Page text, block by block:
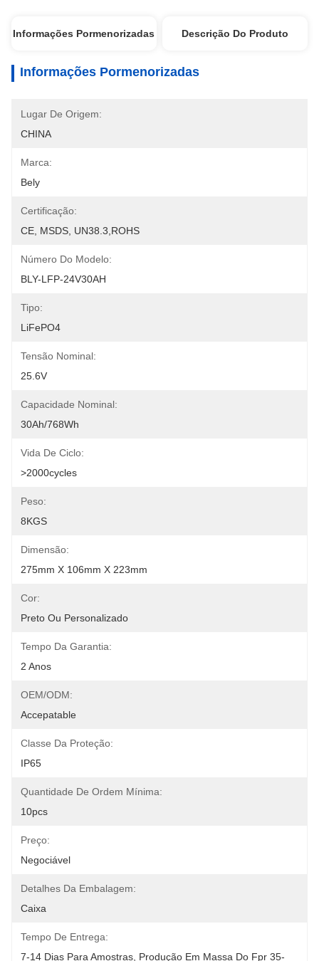
Informações Pormenorizadas Descrição Do Produto
Informações Pormenorizadas
Lugar De Origem:
CHINA
Marca:
Bely
Certificação:
CE, MSDS, UN38.3,ROHS
Número Do Modelo:
BLY-LFP-24V30AH
Tipo:
LiFePO4
Tensão Nominal:
25.6V
Capacidade Nominal:
30Ah/768Wh
Vida De Ciclo:
>2000cycles
Peso:
8KGS
Dimensão:
275mm X 106mm X 223mm
Cor:
Preto Ou Personalizado
Tempo Da Garantia:
2 Anos
OEM/ODM:
Accepatable
Classe Da Proteção:
IP65
Quantidade De Ordem Mínima:
10pcs
Preço:
Negociável
Detalhes Da Embalagem:
Caixa
Tempo De Entrega:
7-14 Dias Para Amostras, Produção Em Massa Do Fpr 35-